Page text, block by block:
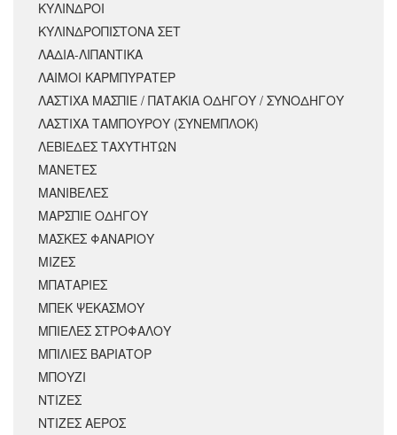
ΚΥΛΙΝΔΡΟΙ
ΚΥΛΙΝΔΡΟΠΙΣΤΟΝΑ ΣΕΤ
ΛΑΔΙΑ-ΛΙΠΑΝΤΙΚΑ
ΛΑΙΜΟΙ ΚΑΡΜΠΥΡΑΤΕΡ
ΛΑΣΤΙΧΑ ΜΑΣΠΙΕ / ΠΑΤΑΚΙΑ ΟΔΗΓΟΥ / ΣΥΝΟΔΗΓΟΥ
ΛΑΣΤΙΧΑ ΤΑΜΠΟΥΡΟΥ (ΣΥΝΕΜΠΛΟΚ)
ΛΕΒΙΕΔΕΣ ΤΑΧΥΤΗΤΩΝ
ΜΑΝΕΤΕΣ
ΜΑΝΙΒΕΛΕΣ
ΜΑΡΣΠΙΕ ΟΔΗΓΟΥ
ΜΑΣΚΕΣ ΦΑΝΑΡΙΟΥ
ΜΙΖΕΣ
ΜΠΑΤΑΡΙΕΣ
ΜΠΕΚ ΨΕΚΑΣΜΟΥ
ΜΠΙΕΛΕΣ ΣΤΡΟΦΑΛΟΥ
ΜΠΙΛΙΕΣ ΒΑΡΙΑΤΟΡ
ΜΠΟΥΖΙ
ΝΤΙΖΕΣ
ΝΤΙΖΕΣ ΑΕΡΟΣ